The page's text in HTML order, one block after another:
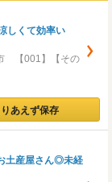
しくて効率い
【001】【その
りあえず保存
土産屋さん◎未経